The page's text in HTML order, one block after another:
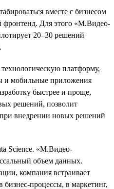
вместе с бизнесом
фронтенд. Для этого «М.Видео-
20–30 решений
платформу,
и мобильные приложения
быстрее и проще,
решений, позволит
внедрении новых решений
Science. «М.Видео-
объем данных.
компания встраивает
процессы, в маркетинг,